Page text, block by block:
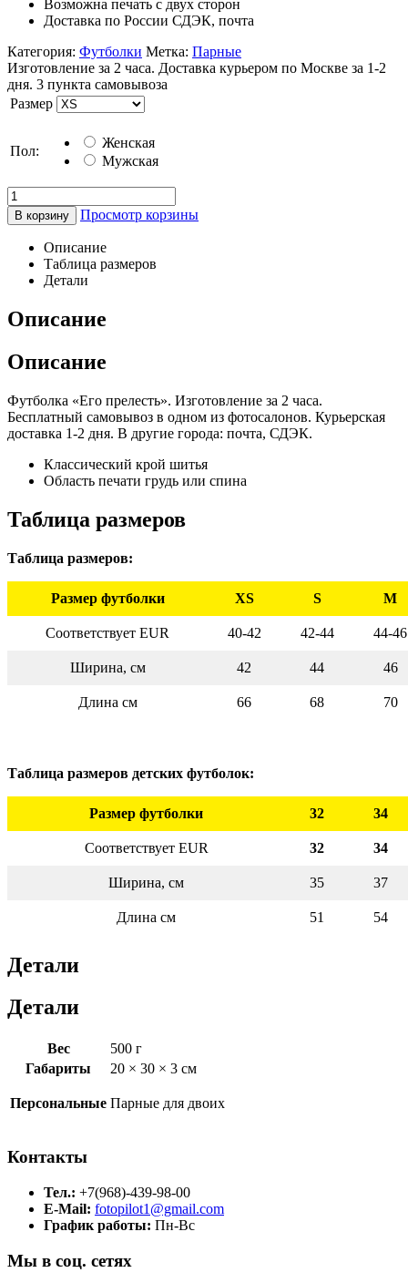
Возможна печать с двух сторон
Доставка по России СДЭК, почта
Категория: Футболки Метка: Парные
Изготовление за 2 часа. Доставка курьером по Москве за 1-2
дня. 3 пункта самовывоза
Размер
Пол:
Женская
Мужская
В корзину Просмотр корзины
Описание
Таблица размеров
Детали
Описание
Описание
Футболка «Его прелесть». Изготовление за 2 часа.
Бесплатный самовывоз в одном из фотосалонов. Курьерская
доставка 1-2 дня. В другие города: почта, СДЭК.
Классический крой шитья
Область печати грудь или спина
Таблица размеров
Таблица размеров:
Размер футболки XS S M
Соответствует EUR 40-42 42-44 44-46
Ширина, см 42 44 46
Длина см 66 68 70
Таблица размеров детских футболок:
Размер футболки 32 34
Соответствует EUR 32 34
Ширина, см 35 37
Длина см 51 54
Детали
Детали
Вес
500 г
Габариты
20 × 30 × 3 см
Персональные Парные для двоих
Контакты
Тел.: +7(968)-439-98-00
E-Mail: fotopilot1@gmail.com
График работы: Пн-Вс
Мы в соц. сетях